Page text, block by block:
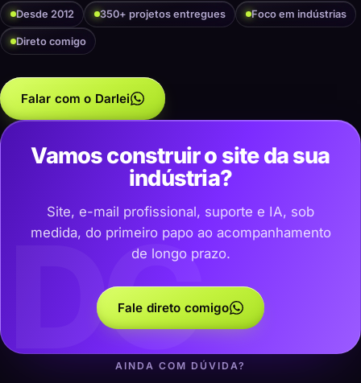
Desde 2012 350+ projetos entregues Foco em indústrias
Direto comigo
Falar com o Darlei
DC
Vamos construir o site da sua
indústria?
Site, e-mail profissional, suporte e IA, sob
medida, do primeiro papo ao acompanhamento
de longo prazo.
Fale direto comigo
AINDA COM DÚVIDA?